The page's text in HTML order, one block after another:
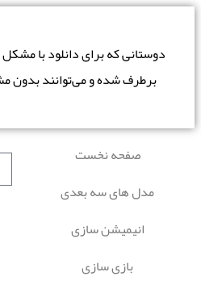
دوستانی که برای دانلود با
برطرف شده و می‌توانند
صفحه نخست
مدل های سه بعدی
انیمیشن سازی
بازی سازی